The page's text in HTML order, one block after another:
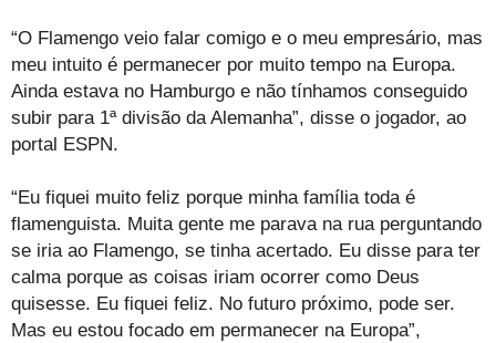
“O Flamengo veio falar comigo e o meu empresário, mas
meu intuito é permanecer por muito tempo na Europa.
Ainda estava no Hamburgo e não tínhamos conseguido
subir para 1ª divisão da Alemanha”, disse o jogador, ao
portal ESPN.
“Eu fiquei muito feliz porque minha família toda é
flamenguista. Muita gente me parava na rua perguntando
se iria ao Flamengo, se tinha acertado. Eu disse para ter
calma porque as coisas iriam ocorrer como Deus
quisesse. Eu fiquei feliz. No futuro próximo, pode ser.
Mas eu estou focado em permanecer na Europa”,